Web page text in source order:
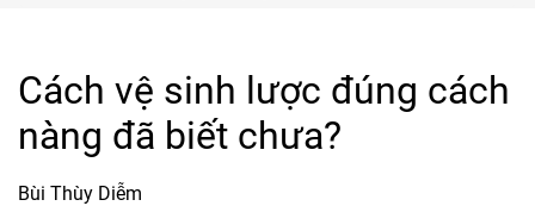
Cách vệ sinh lược đúng cách
nàng đã biết chưa?
Bùi Thùy Diễm